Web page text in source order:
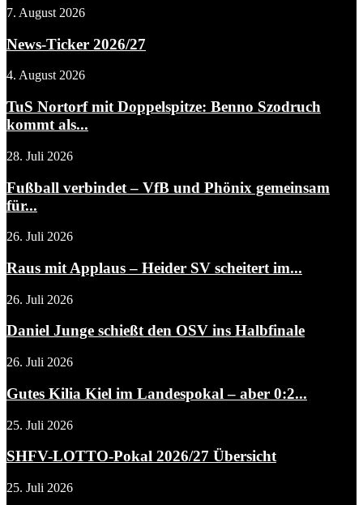
7. August 2026
News-Ticker 2026/27
4. August 2026
TuS Nortorf mit Doppelspitze: Benno Szodruch
kommt als...
28. Juli 2026
Fußball verbindet – VfB und Phönix gemeinsam
für...
26. Juli 2026
Raus mit Applaus – Heider SV scheitert im...
26. Juli 2026
Daniel Junge schießt den OSV ins Halbfinale
26. Juli 2026
Gutes Kilia Kiel im Landespokal – aber 0:2...
25. Juli 2026
SHFV-LOTTO-Pokal 2026/27 Übersicht
25. Juli 2026